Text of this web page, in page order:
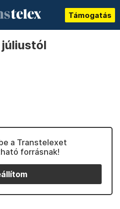
Támogatás
a Transtelexet
forrásnak!